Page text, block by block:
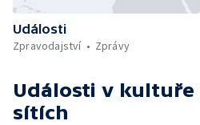
Události
Zpravodajství
Zprávy
Události v kultuře
sítích